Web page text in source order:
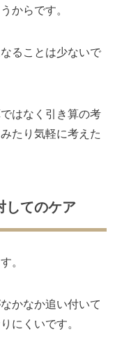
からです。
ることは少ないで
はなく引き算の考
たり気軽に考えた
してのケア
。
かなか追い付いて
にくいです。